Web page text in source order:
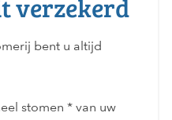
verzekerd
bent u altijd
stomen * van uw